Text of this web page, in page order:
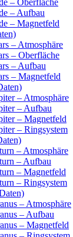
– Aufbau
– Magnetfeld
– Atmosphäre
– Oberfläche
– Aufbau
– Magnetfeld
– Atmosphäre
– Aufbau
– Magnetfeld
– Ringsystem
– Atmosphäre
– Aufbau
– Magnetfeld
– Ringsystem
– Atmosphäre
– Aufbau
– Magnetfeld